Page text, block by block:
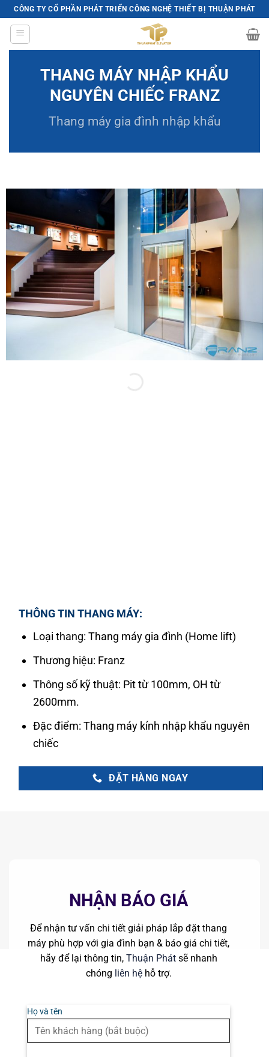
Skip
to
content
CÔNG TY CỔ PHẦN PHÁT TRIỂN CÔNG NGHỆ THIẾT BỊ THUẬN PHÁT
THANG MÁY NHẬP KHẨU
NGUYÊN CHIẾC FRANZ
Thang máy gia đình nhập khẩu
THÔNG TIN THANG MÁY:
Loại thang: Thang máy gia đình (Home lift)
Thương hiệu: Franz
Thông số kỹ thuật: Pit từ 100mm, OH từ
2600mm.
Đặc điểm: Thang máy kính nhập khẩu nguyên
chiếc
ĐẶT HÀNG NGAY
NHẬN BÁO GIÁ
Để nhận tư vấn chi tiết giải pháp lắp đặt thang
máy phù hợp với gia đình bạn & báo giá chi tiết,
hãy để lại thông tin, Thuận Phátsẽ nhanh
chóng liên hệhỗ trợ.
Họ và tên